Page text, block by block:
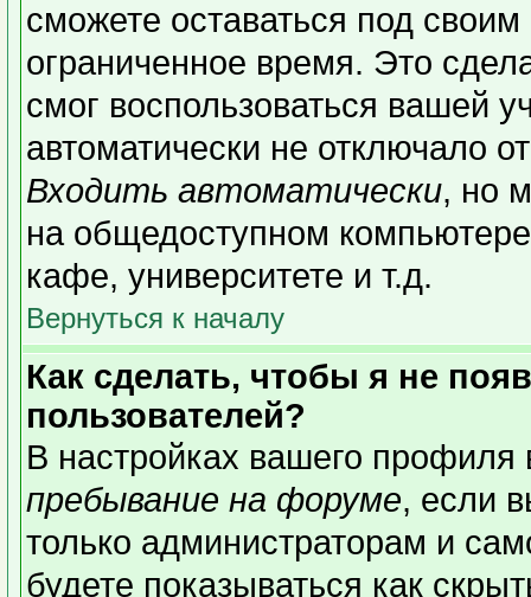
сможете оставаться под
ограниченное время. Это
смог воспользоваться вашей
автоматически не отключало
Входить автоматически, но
на общедоступном
кафе, университете и т.д.
Вернуться к началу
Как сделать, чтобы я не
пользователей?
В настройках вашего
пребывание на форуме, если
только администраторам и
будете показываться как